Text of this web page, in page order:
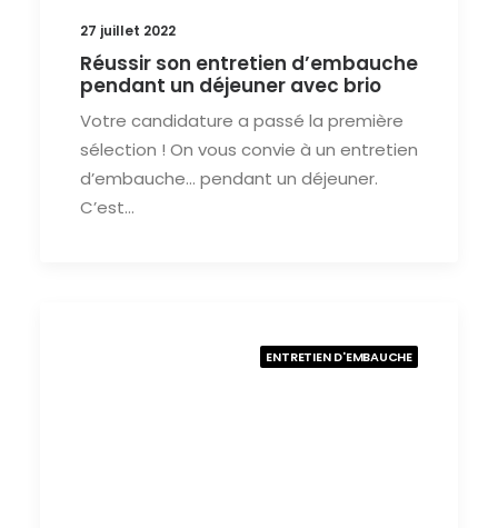
27 juillet 2022
Réussir son entretien d’embauche
pendant un déjeuner avec brio
Votre candidature a passé la première
sélection ! On vous convie à un entretien
d’embauche… pendant un déjeuner.
C’est…
ENTRETIEN D'EMBAUCHE